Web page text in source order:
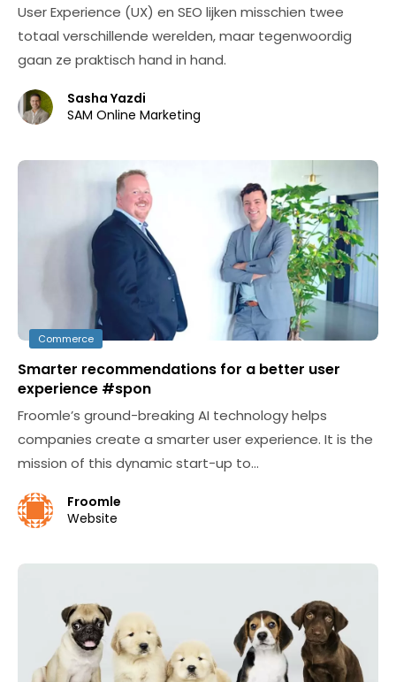
User Experience (UX) en SEO lijken misschien twee
totaal verschillende werelden, maar tegenwoordig
gaan ze praktisch hand in hand.
Sasha Yazdi
SAM Online Marketing
Commerce
Smarter recommendations for a better user
experience #spon
Froomle’s ground-breaking AI technology helps
companies create a smarter user experience. It is the
mission of this dynamic start-up to…
Froomle
Website